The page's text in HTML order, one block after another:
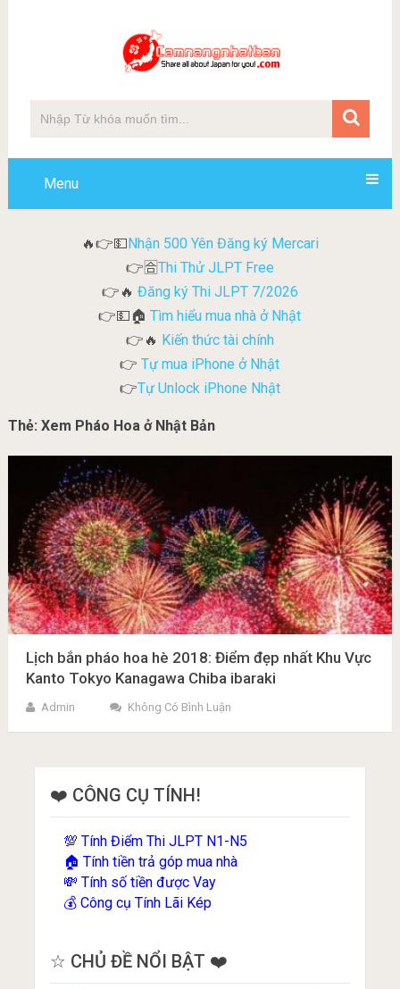
Menu
🔥👉💵Nhận 500 Yên Đăng ký Mercari
👉🈴Thi Thử JLPT Free
👉🔥 Đăng ký Thi JLPT 7/2026
👉💵🏠Tìm hiểu mua nhà ở Nhật
👉🔥 Kiến thức tài chính
👉 Tự mua iPhone ở Nhật
👉Tự Unlock iPhone Nhật
Thẻ: Xem Pháo Hoa ở Nhật Bản
Lịch bắn pháo hoa hè 2018: Điểm đẹp nhất Khu Vực
Kanto Tokyo Kanagawa Chiba ibaraki
Admin Không Có Bình Luận
❤️ CÔNG CỤ TÍNH!
💯Tính Điểm Thi JLPT N1-N5
🏠Tính tiền trả góp mua nhà
💸Tính số tiền được Vay
💰Công cụ Tính Lãi Kép
☆ CHỦ ĐỀ NỔI BẬT ❤️